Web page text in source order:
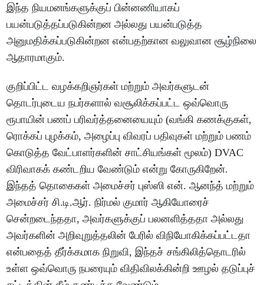
இந்த நியமனங்களுக்குப் பின்னணியாகப்
பயன்படுத்தப்படுகின்றன அல்லது பயன்படுத்த
அனுமதிக்கப்படுகின்றன என்பதற்கான வலுவான சூழ்நிலை
ஆதாரமாகும்.
குறிப்பிட்ட வழக்கறிஞர்கள் மற்றும் அவர்களுடன்
தொடர்புடைய நபர்களால் வசூலிக்கப்பட்ட ஒவ்வொரு
ரூபாயின் பணப் பரிவர்த்தனையையும் (வங்கி கணக்குகள்,
ரொக்கப் புழக்கம், அழைப்பு விவரப் பதிவுகள் மற்றும் பணம்
கொடுத்த வேட்பாளர்களின் சாட்சியங்கள் மூலம்) DVAC
விரிவாகக் கண்டறிய வேண்டும் என்று கோருகிறேன்.
இந்தத் தொகைகள் அமைச்சர் புஸ்ஸி என். ஆனந்த் மற்றும்
அமைச்சர் சி.டி.ஆர். நிர்மல் குமார் ஆகியோரைச்
சென்றடைந்ததா, அவர்களுக்குப் பலனளித்ததா அல்லது
அவர்களின் அறிவுறுத்தலின் பேரில் விநியோகிக்கப்பட்டதா
என்பதைத் தீர்க்கமாக நிறுவி, இந்தச் சங்கிலித்தொடரில்
உள்ள ஒவ்வொரு நபரையும் விதிவிலக்கின்றி ஊழல் தடுப்புச்